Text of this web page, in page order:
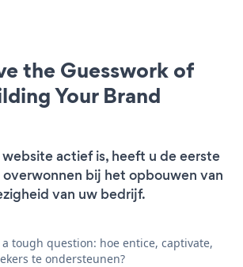
the Guesswork of
Your Brand
actief is, heeft u de eerste
bij het opbouwen van
van uw bedrijf.
tough question: hoe entice, captivate,
te ondersteunen?